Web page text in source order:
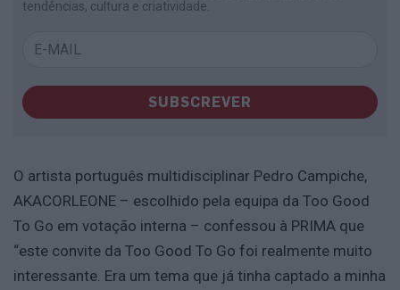
tendências, cultura e criatividade.
SUBSCREVER
O artista português multidisciplinar Pedro Campiche,
AKACORLEONE – escolhido pela equipa da Too Good
To Go em votação interna – confessou à PRIMA que
“este convite da Too Good To Go foi realmente muito
interessante. Era um tema que já tinha captado a minha